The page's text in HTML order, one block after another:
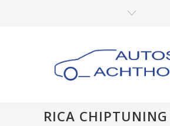
RICA CHIPTUNING